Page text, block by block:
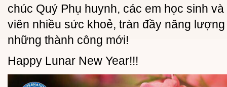
chúc Quý Phụ huynh, các em học sinh
viên nhiều sức khoẻ, tràn đầy năng
những thành công mới!
Happy Lunar New Year!!!